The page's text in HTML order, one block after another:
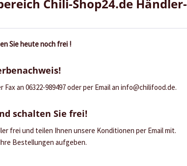
Chili-Shop24.de Händler-
Sie heute noch frei !
an 06322-989497 oder per Email an info@chilifood.de.
schalten Sie frei!
frei und teilen Ihnen unsere Konditionen per Email mit.
Bestellungen aufgeben.